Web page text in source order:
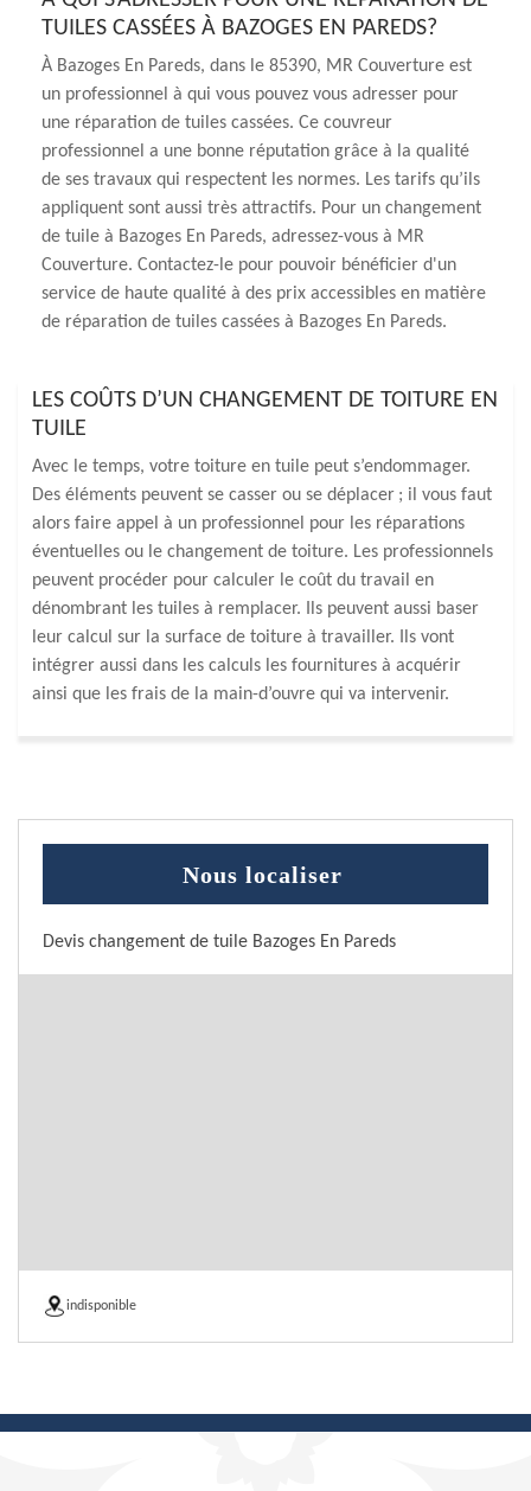
TUILES CASSÉES À BAZOGES EN PAREDS?
À Bazoges En Pareds, dans le 85390, MR Couverture est
un professionnel à qui vous pouvez vous adresser pour
une réparation de tuiles cassées. Ce couvreur
professionnel a une bonne réputation grâce à la qualité
de ses travaux qui respectent les normes. Les tarifs qu’ils
appliquent sont aussi très attractifs. Pour un changement
de tuile à Bazoges En Pareds, adressez-vous à MR
Couverture. Contactez-le pour pouvoir bénéficier d'un
service de haute qualité à des prix accessibles en matière
de réparation de tuiles cassées à Bazoges En Pareds.
LES COÛTS D’UN CHANGEMENT DE TOITURE EN
TUILE
Avec le temps, votre toiture en tuile peut s’endommager.
Des éléments peuvent se casser ou se déplacer ; il vous faut
alors faire appel à un professionnel pour les réparations
éventuelles ou le changement de toiture. Les professionnels
peuvent procéder pour calculer le coût du travail en
dénombrant les tuiles à remplacer. Ils peuvent aussi baser
leur calcul sur la surface de toiture à travailler. Ils vont
intégrer aussi dans les calculs les fournitures à acquérir
ainsi que les frais de la main-d’ouvre qui va intervenir.
Nous localiser
Devis changement de tuile Bazoges En Pareds
indisponible